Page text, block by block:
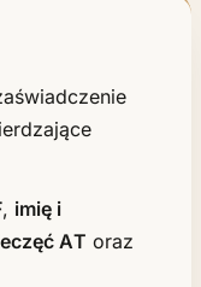
, imię i
AT oraz